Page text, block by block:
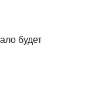
будет